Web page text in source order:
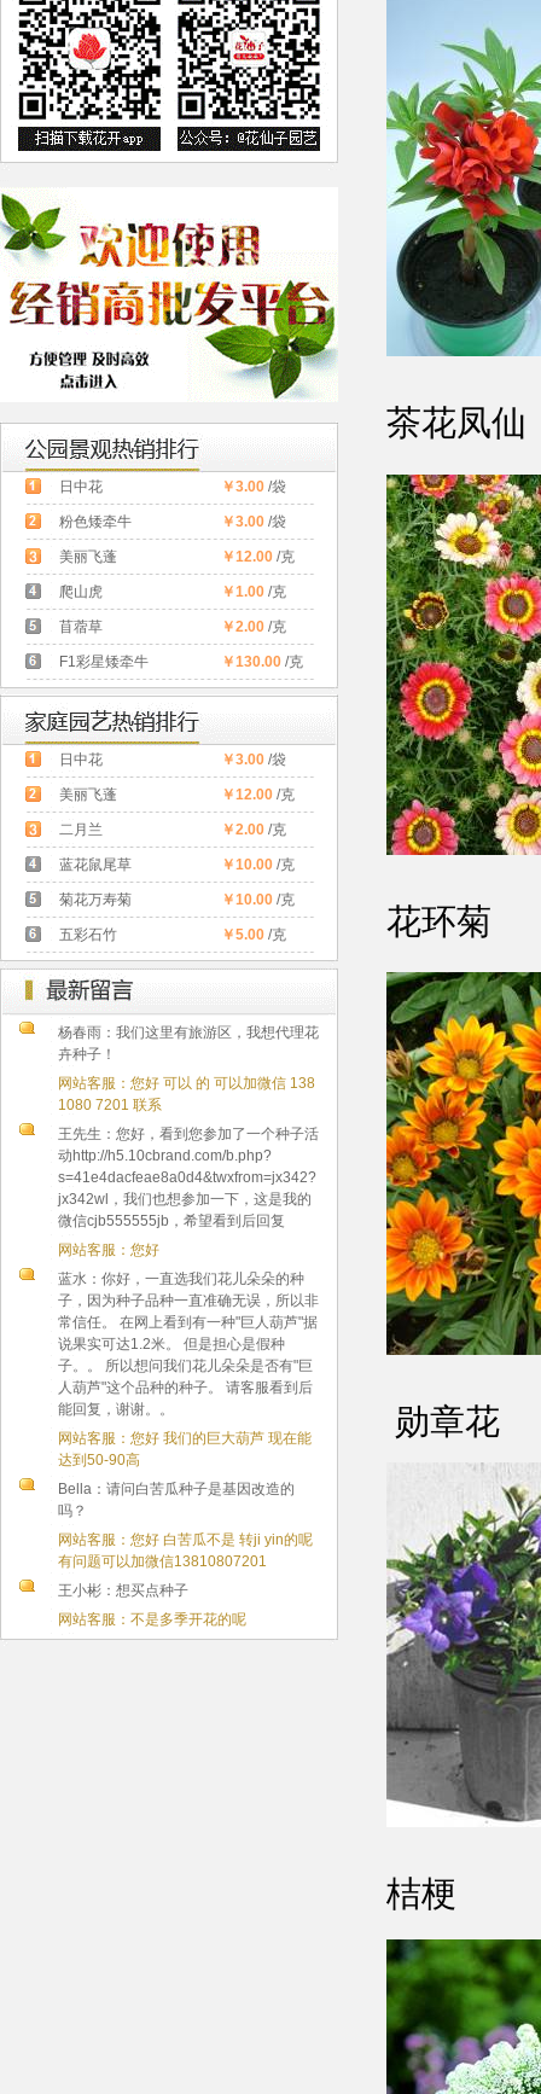
日中花 ￥3.00/袋
粉色矮牵牛 ￥3.00/袋
美丽飞蓬 ￥12.00/克
爬山虎 ￥1.00/克
苜蓿草 ￥2.00/克
F1彩星矮牵牛 ￥130.00/克
日中花 ￥3.00/袋
美丽飞蓬 ￥12.00/克
二月兰 ￥2.00/克
蓝花鼠尾草 ￥10.00/克
菊花万寿菊 ￥10.00/克
五彩石竹 ￥5.00/克
杨春雨：我们这里有旅游区，我想代理花
卉种子！
网站客服：您好 可以 的 可以加微信 138
1080 7201 联系
王先生：您好，看到您参加了一个种子活
动http://h5.10cbrand.com/b.php?
s=41e4dacfeae8a0d4&twxfrom=jx342?
jx342wl，我们也想参加一下，这是我的
微信cjb555555jb，希望看到后回复
网站客服：您好
蓝水：你好，一直选我们花儿朵朵的种
子，因为种子品种一直准确无误，所以非
常信任。 在网上看到有一种"巨人葫芦"据
说果实可达1.2米。 但是担心是假种
子。。 所以想问我们花儿朵朵是否有"巨
人葫芦"这个品种的种子。 请客服看到后
能回复，谢谢。。
网站客服：您好 我们的巨大葫芦 现在能
达到50-90高
Bella：请问白苦瓜种子是基因改造的
吗？
网站客服：您好 白苦瓜不是 转ji yin的呢
有问题可以加微信13810807201
王小彬：想买点种子
网站客服：不是多季开花的呢
茶花凤仙
花环菊
勋章花
桔梗